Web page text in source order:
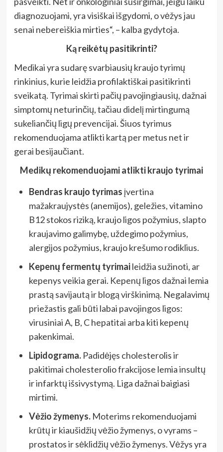
diagnozuojami, yra visiškai išgydomi, o vėžys jau
senai nebereiškia mirties“, – kalba gydytoja.
Ką reikėtų pasitikrinti?
Medikai yra sudarę svarbiausių kraujo tyrimų
rinkinius, kurie leidžia profilaktiškai pasitikrinti
sveikatą. Tyrimai skirti pačių pavojingiausių, dažnai
simptomų neturinčių, tačiau didelį mirtingumą
sukeliančių ligų prevencijai. Šiuos tyrimus
rekomenduojama atlikti kartą per metus net ir
gerai besijaučiant.
Medikų rekomenduojami atlikti kraujo tyrimai
Bendras kraujo tyrimas įvertina
mažakraujystės (anemijos), geležies, vitamino
B12 stokos riziką, kraujo ligos požymius, slapto
kraujavimo galimybę, uždegimo požymius,
alergijos požymius, kraujo krešumo rodiklius.
Kepenų fermentų tyrimaileidžia sužinoti, ar
kepenys veikia gerai. Kepenų ligos dažnai lemia
prastą savijautą ir blogą virškinimą. Negalavimų
priežastis gali būti labai pavojingos ligos:
virusiniai A, B, C hepatitai arba kiti kepenų
pakenkimai.
Lipidograma. Padidėjęs cholesterolis ir
pakitimai cholesterolio frakcijose lemia insultų
ir infarktų išsivystymą. Liga dažnai baigiasi
mirtimi.
Vėžio žymenys. Moterims rekomenduojami
krūtų ir kiaušidžių vėžio žymenys, o vyrams –
prostatos ir sėklidžių vėžio žymenys. Vėžys yra